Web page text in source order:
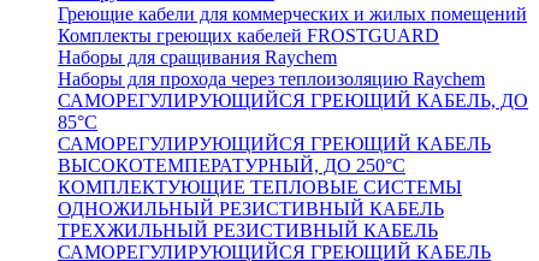
Греющие кабели для коммерческих и жилых помещений
Комплекты греющих кабелей FROSTGUARD
Наборы для сращивания Raychem
Наборы для прохода через теплоизоляцию Raychem
САМОРЕГУЛИРУЮЩИЙСЯ ГРЕЮЩИЙ КАБЕЛЬ, ДО
85°С
САМОРЕГУЛИРУЮЩИЙСЯ ГРЕЮЩИЙ КАБЕЛЬ
ВЫСОКОТЕМПЕРАТУРНЫЙ, ДО 250°С
КОМПЛЕКТУЮЩИЕ ТЕПЛОВЫЕ СИСТЕМЫ
ОДНОЖИЛЬНЫЙ РЕЗИСТИВНЫЙ КАБЕЛЬ
ТРЕХЖИЛЬНЫЙ РЕЗИСТИВНЫЙ КАБЕЛЬ
САМОРЕГУЛИРУЮЩИЙСЯ ГРЕЮЩИЙ КАБЕЛЬ